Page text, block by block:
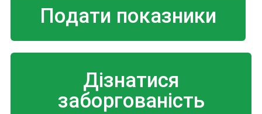
Подати показники
Дізнатися
заборгованість